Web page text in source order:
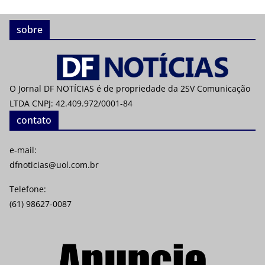
sobre
O Jornal DF NOTÍCIAS é de propriedade da 2SV Comunicação
LTDA CNPJ: 42.409.972/0001-84
contato
e-mail:
dfnoticias@uol.com.br
Telefone:
(61) 98627-0087